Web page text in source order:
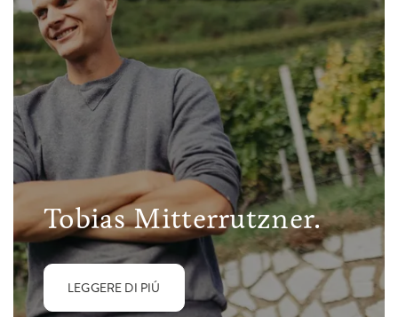
Tobias Mitterrutzner.
LEGGERE DI PIÚ